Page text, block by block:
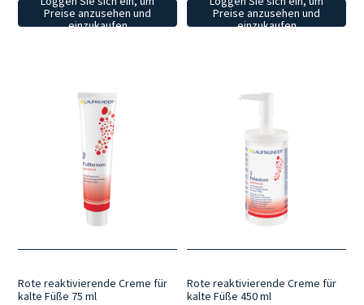
Preise anzusehen und
einzukaufen
Preise anzusehen und
einzukaufen
Rote reaktivierende Creme für
kalte Füße 75 ml
Rote reaktivierende Creme für
kalte Füße 450 ml